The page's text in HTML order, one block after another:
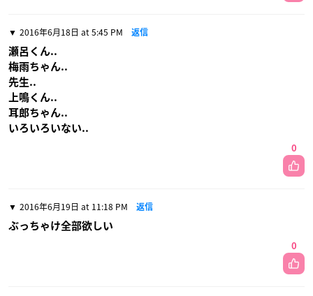
2016年6月18日 at 5:45 PM 返信
瀬呂くん..
梅雨ちゃん..
先生..
上鳴くん..
耳郎ちゃん..
いろいろいない..
0
2016年6月19日 at 11:18 PM 返信
ぶっちゃけ全部欲しい
0